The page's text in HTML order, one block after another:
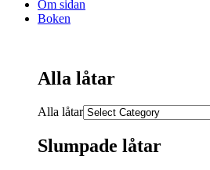
Om sidan
Boken
Alla låtar
Alla låtar
Slumpade låtar